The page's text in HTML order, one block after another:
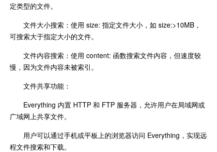
定类型的文件。
文件大小搜索：使用 size: 指定文件大小，如 size:>10MB，
可搜索大于指定大小的文件。
文件内容搜索：使用 content: 函数搜索文件内容，但速度较
慢，因为文件内容未被索引。
文件共享功能：
Everything 内置 HTTP 和 FTP 服务器，允许用户在局域网或
广域网上共享文件。
用户可以通过手机或平板上的浏览器访问 Everything，实现远
程文件搜索和下载。